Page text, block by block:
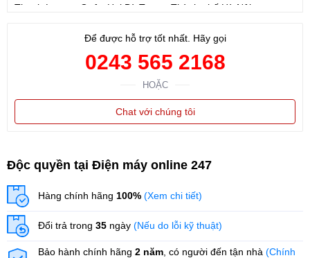
Thanh Lương, Quận Hai Bà Trưng, Thành phố Hà Nội
Để được hỗ trợ tốt nhất. Hãy gọi
0243 565 2168
HOẶC
Chat với chúng tôi
Độc quyền tại Điện máy online 247
Hàng chính hãng 100% (Xem chi tiết)
Đổi trả trong 35 ngày (Nếu do lỗi kỹ thuật)
Bảo hành chính hãng 2 năm , có người đến tận nhà (Chính